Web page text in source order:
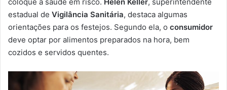
i
estadual de Vigilância Sanitária, destaca algumas
orientações para os festejos. Segundo ela, o consumidor
deve optar por alimentos preparados na hora, bem
cozidos e servidos quentes.